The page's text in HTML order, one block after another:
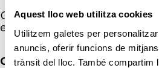
Aquest lloc web utilitza cookies
Utilitzem galetes per
anuncis, oferir funcions de
trànsit del lloc. També compartim
Gestión y envío de la
en Federación Catalana de
CONSERVACIÓN DE LOS